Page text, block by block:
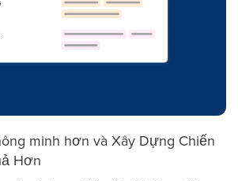
minh hơn và Xây Dựng Chiến
Hơn